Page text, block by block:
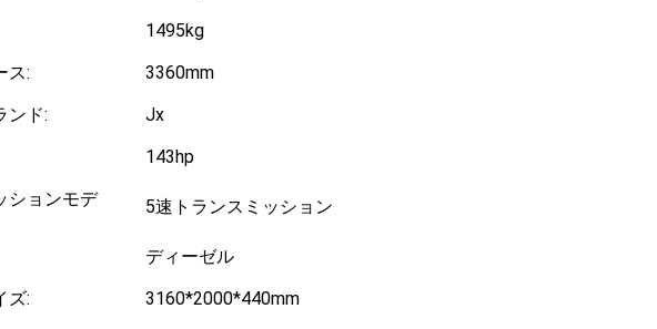
1495kg
ス:
3360mm
ンド:
Jx
143hp
ションモデ
5速トランスミッション
ディーゼル
ズ:
3160*2000*440mm